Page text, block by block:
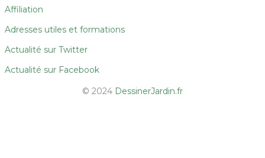
Affiliation
Adresses utiles et formations
Actualité sur Twitter
Actualité sur Facebook
© 2024 DessinerJardin.fr